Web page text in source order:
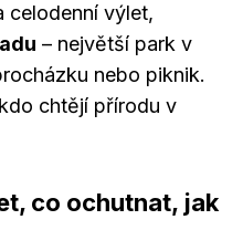
celodenní výlet,
– největší park v
nebo piknik.
chtějí přírodu v
co ochutnat, jak